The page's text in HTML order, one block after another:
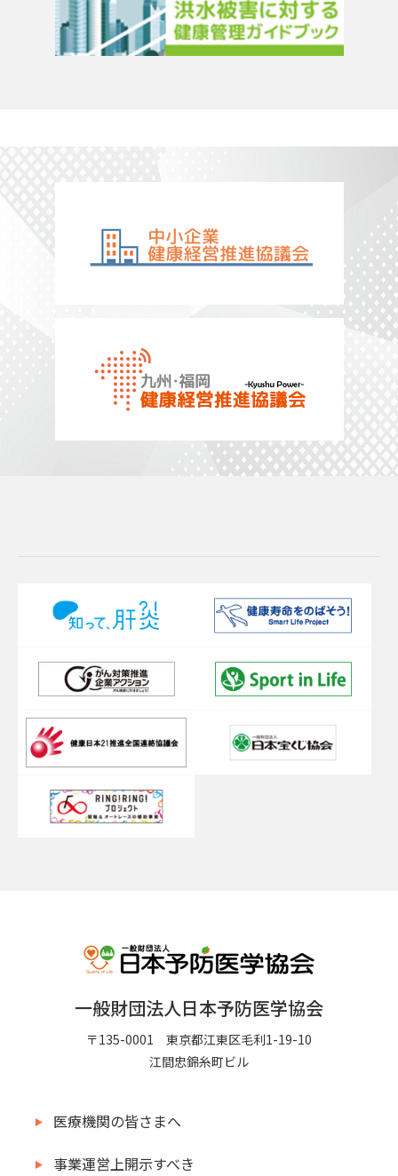
一般財団法人日本予防医学協会
〒135-0001 東京都江東区毛利1-19-10
江間忠錦糸町ビル
医療機関の皆さまへ
事業運営上開示すべき